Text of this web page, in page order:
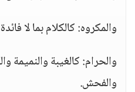
والمكروه: كالكلام بما لا
والحرام: كالغيبة والنميمة
والفحش.